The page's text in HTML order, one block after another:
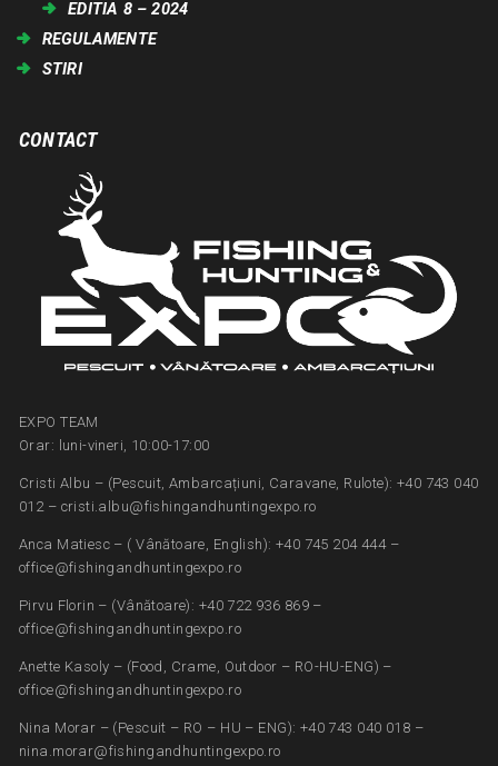
EDITIA 8 – 2024
REGULAMENTE
STIRI
CONTACT
EXPO TEAM
Orar: luni-vineri, 10:00-17:00
Cristi Albu – (Pescuit, Ambarcațiuni, Caravane, Rulote): +40 743 040
012 – cristi.albu@fishingandhuntingexpo.ro
Anca Matiesc – ( Vânătoare, English): +40 745 204 444 –
office@fishingandhuntingexpo.ro
Pirvu Florin – (Vânătoare): +40 722 936 869 –
office@fishingandhuntingexpo.ro
Anette Kasoly – (Food, Crame, Outdoor – RO-HU-ENG) –
office@fishingandhuntingexpo.ro
Nina Morar – (Pescuit – RO – HU – ENG): +40 743 040 018 –
nina.morar@fishingandhuntingexpo.ro